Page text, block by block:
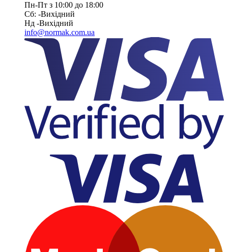
Пн-Пт з 10:00 до 18:00
Сб: -Вихiдний
Нд -Вихiдний
info@normak.com.ua